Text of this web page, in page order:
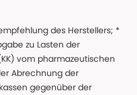
des Herstellers; *
zu Lasten der
vom pharmazeutischen
Abrechnung der
gegenüber der